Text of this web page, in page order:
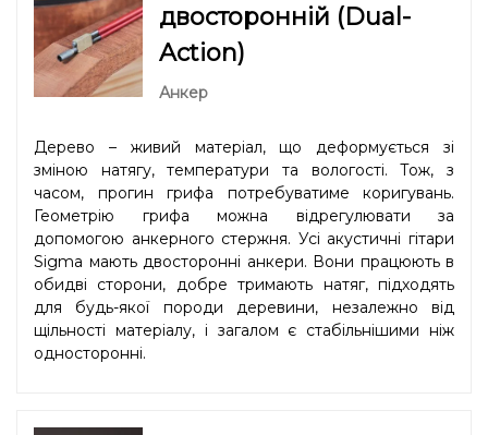
двосторонній (Dual-
Action)
Анкер
Дерево – живий матеріал, що деформується зі
зміною натягу, температури та вологості. Тож, з
часом, прогин грифа потребуватиме коригувань.
Геометрію грифа можна відрегулювати за
допомогою анкерного стержня. Усі акустичні гітари
Sigma мають двосторонні анкери. Вони працюють в
обидві сторони, добре тримають натяг, підходять
для будь-якої породи деревини, незалежно від
щільності матеріалу, і загалом є стабільнішими ніж
односторонні.